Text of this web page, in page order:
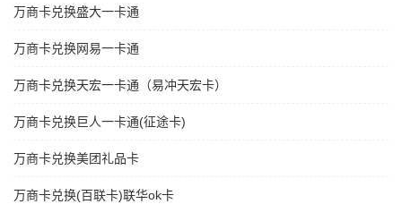
万商卡兑换盛大一卡通
万商卡兑换网易一卡通
万商卡兑换天宏一卡通（易冲天宏卡）
万商卡兑换巨人一卡通(征途卡)
万商卡兑换美团礼品卡
万商卡兑换(百联卡)联华ok卡